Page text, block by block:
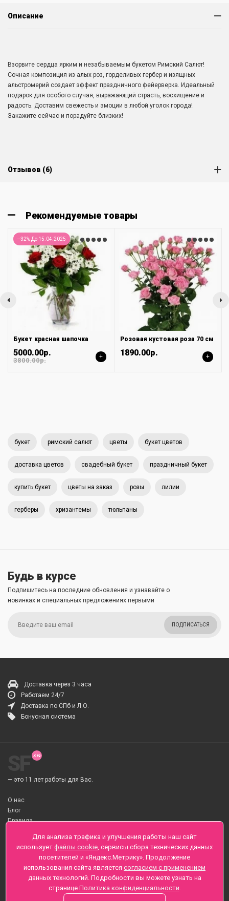
Описание
Взорвите сердца ярким и незабываемым букетом Римский Салют!
Сочная композиция из алых роз, горделивых гербер и изящных
альстромерий создает эффект праздничного фейерверка. Идеальный
подарок для особого случая, выражающий страсть, восхищение и
радость. Доставим свежесть и эмоции в любой уголок города!
Закажите сейчас и порадуйте близких!
Отзывов (6)
Рекомендуемые товары
--32% До 15.04.2025
Букет красная шапочка
5000.00р.
3800.00р. +
Розовая кустовая роза 70 см
1890.00р. +
букет римский салют цветы букет цветов
доставка цветов свадебный букет праздничный букет
купить букет цветы на заказ розы лилии
герберы хризантемы тюльпаны
Будь в курсе
Подпишитесь на последние обновления и узнавайте о
новинках и специальных предложениях первыми
ПОДПИСАТЬСЯ
Доставка через 3 часа
Работаем 24/7
Доставка по СПб и Л.О.
Бонусная система
— это 11 лет работы для Вас.
О нас
Блог
Правила
О Доставке цветов
Оплата
Телеграмм
Санкт-Петербург ул. Заозерная д.6 , Лиговский пр., 65
+7 (812) 425-01-16
Вопросы? Звоните круглосуточно, без выходных
Для анализа трафика и улучшения работы наш сайт
использует файлы cookie, сервисы сбора технических данных
посетителей и «Яндекс.Метрику». Продолжение
использования сайта является согласием с применением
данных технологий. Подробности вы можете узнать на
странице Политика конфиденциальности.